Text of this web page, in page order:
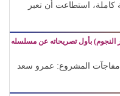
كاملة، استطاعت أن تعبر
بأول تصريحاته عن مسلسله
المشروع: عمرو سعد